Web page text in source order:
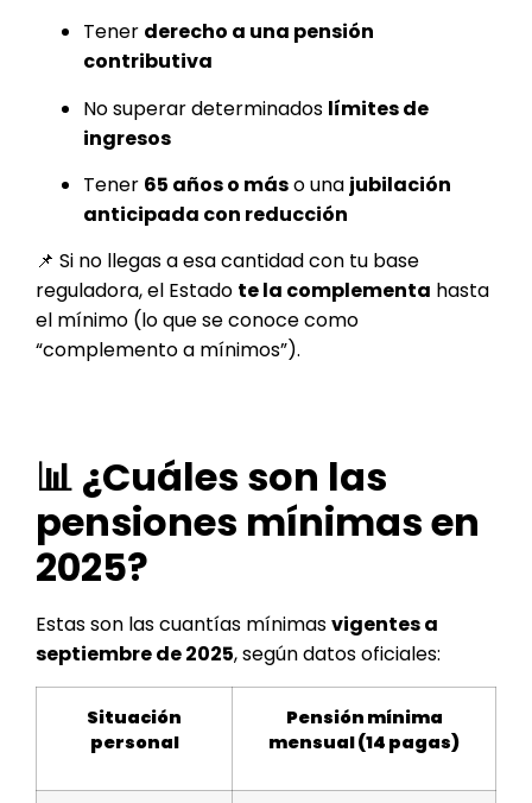
Tener derecho a una pensión
contributiva
No superar determinados límites de
ingresos
Tener 65 años o máso una jubilación
anticipada con reducción
📌 Si no llegas a esa cantidad con tu base
reguladora, el Estado te la complementa hasta
el mínimo (lo que se conoce como
“complemento a mínimos”).
📊 ¿Cuáles son las
pensiones mínimas en
2025?
Estas son las cuantías mínimasvigentes a
septiembre de 2025, según datos oficiales:
Situación
personal
Pensión mínima
mensual (14 pagas)